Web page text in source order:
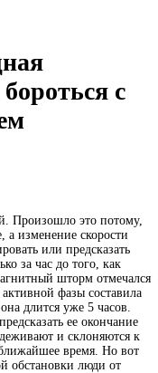
с
Произошло это потому,
изменение скорости
или предсказать
за час до того, как
шторм отмечался
фазы составила
длится уже 5 часов.
ее окончание
и склоняются к
время. Но вот
обстановки люди от